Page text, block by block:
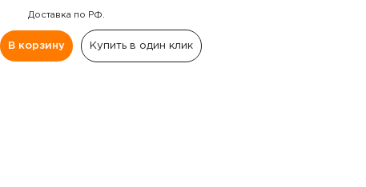
Доставка по РФ.
В корзину Купить в один клик